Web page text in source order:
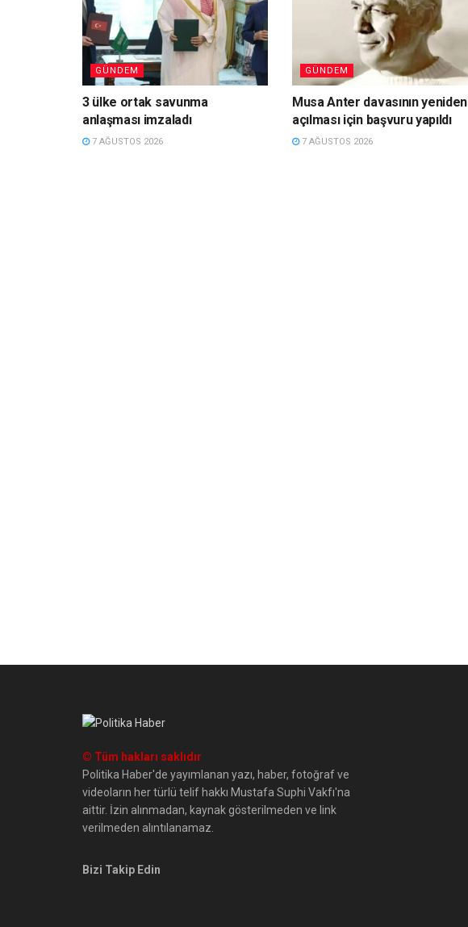
GÜNDEM
3 ülke ortak savunma
anlaşması imzaladı
7 AĞUSTOS 2026
GÜNDEM
Musa Anter davasının yeniden
açılması için başvuru yapıldı
7 AĞUSTOS 2026
© Tüm hakları saklıdır
Politika Haber'de yayımlanan yazı, haber, fotoğraf ve
videoların her türlü telif hakkı Mustafa Suphi Vakfı'na
aittir. İzin alınmadan, kaynak gösterilmeden ve link
verilmeden alıntılanamaz.
Bizi Takip Edin